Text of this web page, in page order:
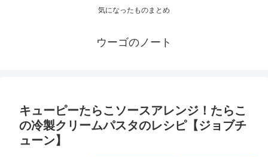
気になったものまとめ
ウーゴのノート
キューピーたらこソースアレンジ！たらこ
の冷製クリームパスタのレシピ【ジョブチ
ューン】